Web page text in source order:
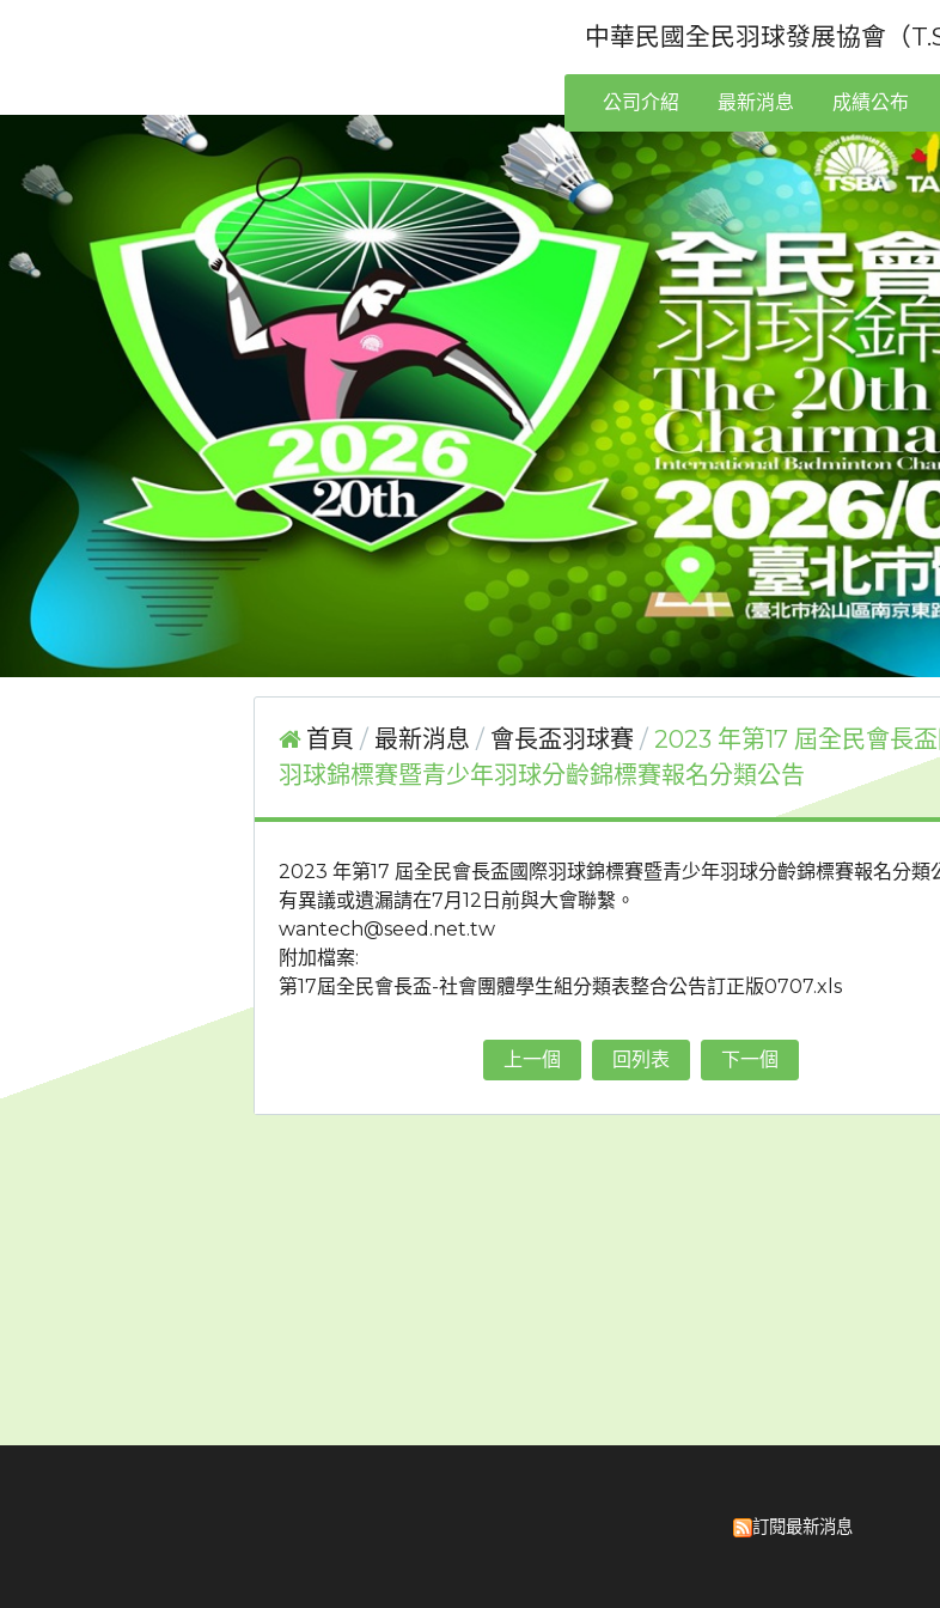
中華民國全民羽球發展協會（
公司介紹 最新消息 成績公布
首頁 最新消息 會長盃羽球賽
2023 年第17 屆全民會長
羽球錦標賽暨青少年羽球分齡錦標賽報名分類公告
2023 年第17 屆全民會長盃國際羽球錦標賽暨青少年羽球分齡錦標賽報名分類
有異議或遺漏請在7月12日前與大會聯繫。
wantech@seed.net.tw
附加檔案:
第17屆全民會長盃-社會團體學生組分類表整合公告訂正版0707.xls
上一個 回列表 下一個
訂閱最新消息